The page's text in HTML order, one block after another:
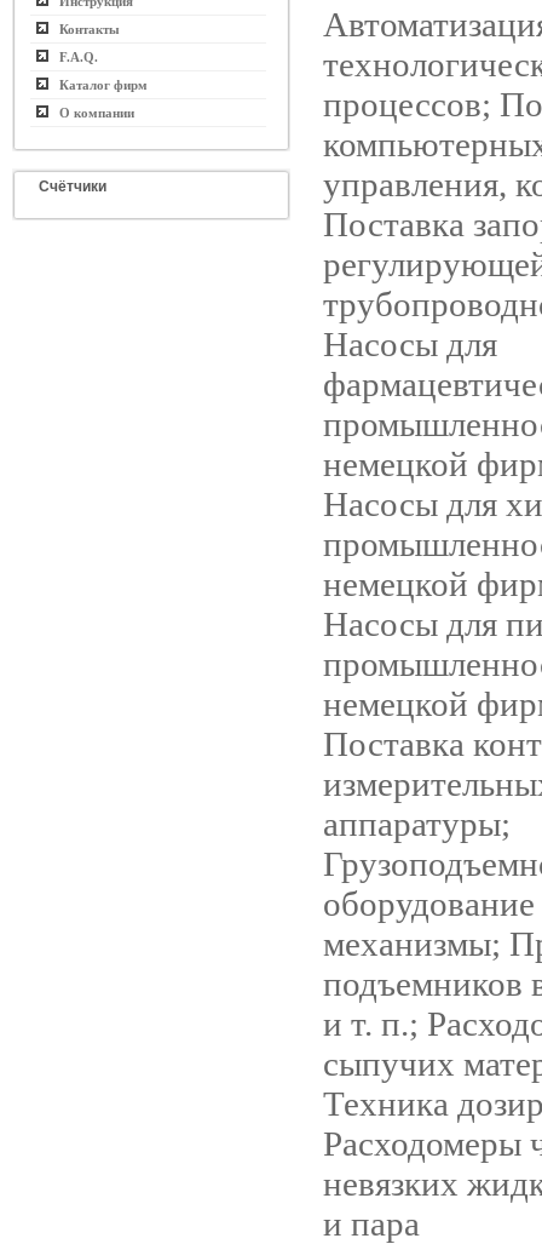
Контакты
F.A.Q.
Каталог фирм
О компании
Счётчики
процессов;
управления,
Поставка
Насосы для
немецкой
Насосы для
немецкой
Насосы для
немецкой
Поставка
аппаратуры;
механизмы;
подъемников
и т. п.;
сыпучих
Техника
Расходомеры
невязких
и пара